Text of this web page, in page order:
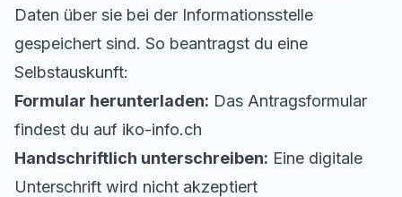
Daten über sie bei der Informationsstelle
gespeichert sind. So beantragst du eine
Selbstauskunft:
Formular herunterladen: Das Antragsformular
findest du auf iko-info.ch
Handschriftlich unterschreiben: Eine digitale
Unterschrift wird nicht akzeptiert